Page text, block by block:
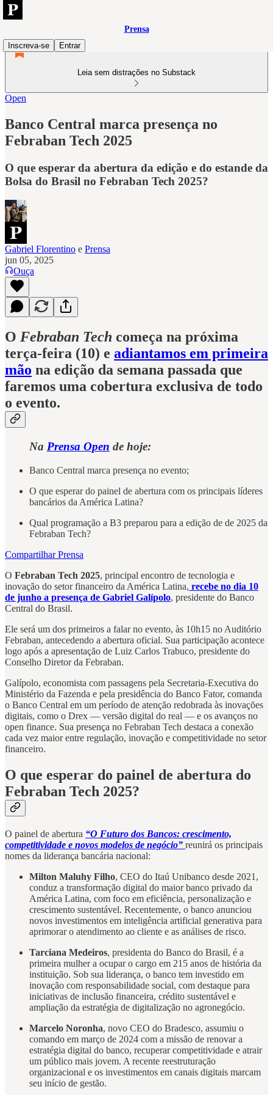
Prensa
Inscreva-se
Entrar
Leia sem distrações no Substack
Open
Banco Central marca presença no
Febraban Tech 2025
O que esperar da abertura da edição e do estande da
Bolsa do Brasil no Febraban Tech 2025?
Gabriel Florentino e Prensa
jun 05, 2025
Ouça
O Febraban Tech começa na próxima
terça-feira (10) e adiantamos em primeira
mão na edição da semana passada que
faremos uma cobertura exclusiva de todo
o evento.
Na Prensa Open de hoje:
Banco Central marca presença no evento;
O que esperar do painel de abertura com os principais líderes
bancários da América Latina?
Qual programação a B3 preparou para a edição de de 2025 da
Febraban Tech?
Compartilhar Prensa
O Febraban Tech 2025, principal encontro de tecnologia e
inovação do setor financeiro da América Latina, recebe no dia 10
de junho a presença de Gabriel Galípolo, presidente do Banco
Central do Brasil.
Ele será um dos primeiros a falar no evento, às 10h15 no Auditório
Febraban, antecedendo a abertura oficial. Sua participação acontece
logo após a apresentação de Luiz Carlos Trabuco, presidente do
Conselho Diretor da Febraban.
Galípolo, economista com passagens pela Secretaria-Executiva do
Ministério da Fazenda e pela presidência do Banco Fator, comanda
o Banco Central em um período de atenção redobrada às inovações
digitais, como o Drex — versão digital do real — e os avanços no
open finance. Sua presença no Febraban Tech destaca a conexão
cada vez maior entre regulação, inovação e competitividade no setor
financeiro.
O que esperar do painel de abertura do
Febraban Tech 2025?
O painel de abertura “O Futuro dos Bancos: crescimento,
competitividade e novos modelos de negócio” reunirá os principais
nomes da liderança bancária nacional:
Milton Maluhy Filho, CEO do Itaú Unibanco desde 2021,
conduz a transformação digital do maior banco privado da
América Latina, com foco em eficiência, personalização e
crescimento sustentável. Recentemente, o banco anunciou
novos investimentos em inteligência artificial generativa para
aprimorar o atendimento ao cliente e as análises de risco.
Tarciana Medeiros, presidenta do Banco do Brasil, é a
primeira mulher a ocupar o cargo em 215 anos de história da
instituição. Sob sua liderança, o banco tem investido em
inovação com responsabilidade social, com destaque para
iniciativas de inclusão financeira, crédito sustentável e
ampliação da estratégia de digitalização no agronegócio.
Marcelo Noronha, novo CEO do Bradesco, assumiu o
comando em março de 2024 com a missão de renovar a
estratégia digital do banco, recuperar competitividade e atrair
um público mais jovem. A recente reestruturação
organizacional e os investimentos em canais digitais marcam
seu início de gestão.